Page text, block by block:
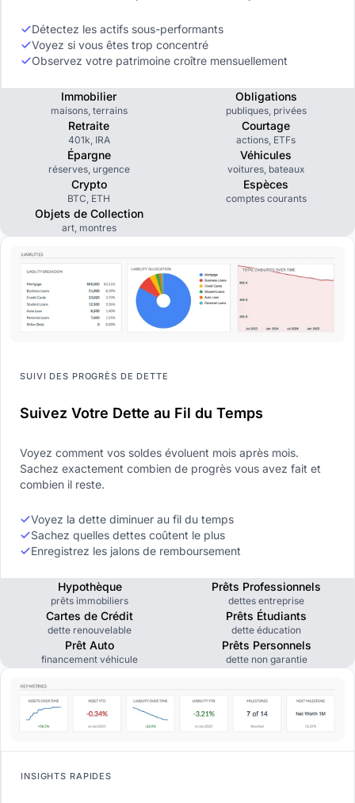
Détectez les actifs sous-performants
Voyez si vous êtes trop concentré
Observez votre patrimoine croître mensuellement
Immobilier
maisons, terrains
Obligations
publiques, privées
Retraite
401k, IRA
Courtage
actions, ETFs
Épargne
réserves, urgence
Véhicules
voitures, bateaux
Crypto
BTC, ETH
Espèces
comptes courants
Objets de Collection
art, montres
SUIVI DES PROGRÈS DE DETTE
Suivez Votre Dette au Fil du Temps
Voyez comment vos soldes évoluent mois après mois.
Sachez exactement combien de progrès vous avez fait et
combien il reste.
Voyez la dette diminuer au fil du temps
Sachez quelles dettes coûtent le plus
Enregistrez les jalons de remboursement
Hypothèque
prêts immobiliers
Prêts Professionnels
dettes entreprise
Cartes de Crédit
dette renouvelable
Prêts Étudiants
dette éducation
Prêt Auto
financement véhicule
Prêts Personnels
dette non garantie
INSIGHTS RAPIDES